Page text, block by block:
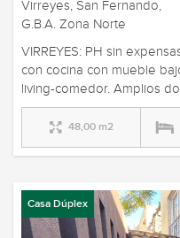
Virreyes, San Fernando,
G.B.A. Zona Norte
VIRREYES: PH sin
con cocina con mueble
living-comedor. Amplios
48,00 m2
Casa Dúplex